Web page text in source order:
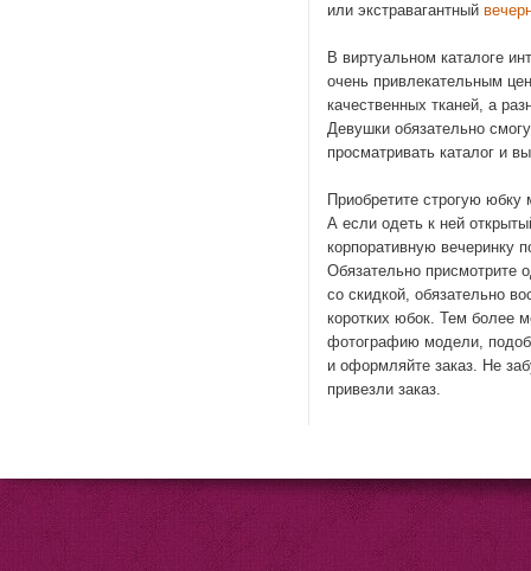
или экстравагантный
В виртуальном каталоге
очень привлекательным
качественных тканей, а
Девушки обязательно
просматривать каталог и
Приобретите строгую
А если одеть к ней
корпоративную вечеринку
Обязательно присмотрите
со скидкой, обязательно
коротких юбок. Тем более
фотографию модели,
и оформляйте заказ. Не
привезли заказ.